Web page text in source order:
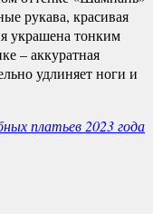
рукава, красивая
украшена тонким
– аккуратная
удлиняет ноги и
платьев 2023 года